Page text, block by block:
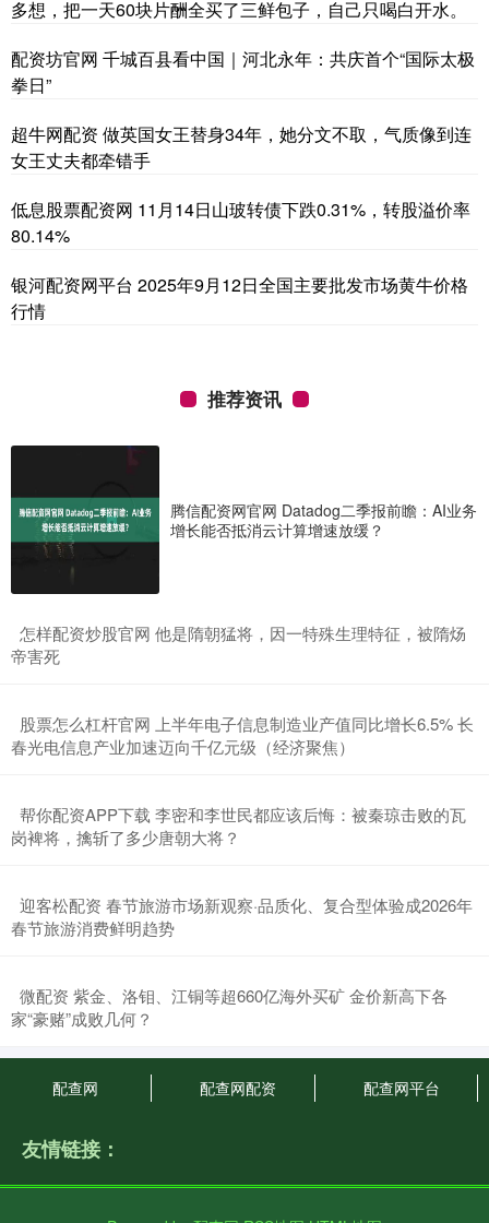
多想，把一天60块片酬全买了三鲜包子，自己只喝白开水。
配资坊官网 千城百县看中国｜河北永年：共庆首个“国际太极
拳日”
超牛网配资 做英国女王替身34年，她分文不取，气质像到连
女王丈夫都牵错手
低息股票配资网 11月14日山玻转债下跌0.31%，转股溢价率
80.14%
银河配资网平台 2025年9月12日全国主要批发市场黄牛价格
行情
推荐资讯
腾信配资网官网 Datadog二季报前瞻：AI业务
增长能否抵消云计算增速放缓？
​怎样配资炒股官网 他是隋朝猛将，因一特殊生理特征，被隋炀
帝害死
​股票怎么杠杆官网 上半年电子信息制造业产值同比增长6.5% 长
春光电信息产业加速迈向千亿元级（经济聚焦）
​帮你配资APP下载 李密和李世民都应该后悔：被秦琼击败的瓦
岗裨将，擒斩了多少唐朝大将？
​迎客松配资 春节旅游市场新观察·品质化、复合型体验成2026年
春节旅游消费鲜明趋势
​微配资 紫金、洛钼、江铜等超660亿海外买矿 金价新高下各
家“豪赌”成败几何？
配查网 配查网配资 配查网平台
友情链接：